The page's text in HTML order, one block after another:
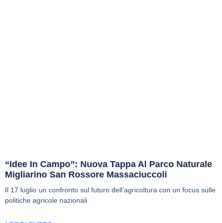
“Idee In Campo”: Nuova Tappa Al Parco Naturale
Migliarino San Rossore Massaciuccoli
Il 17 luglio un confronto sul futuro dell’agricoltura con un focus sulle
politiche agricole nazionali